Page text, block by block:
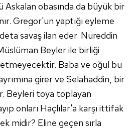
sunabilmek için İnternet
üçüncü kişilere ait çerezler
vasıtasıyla çeşitli kişisel
gerekli olan çerezler bilgi
amacıyla
çerezler, sitemizin daha işlevsel
ve sizlere yönelik
yapılması, amaçlarıyla
dahilinde kullanılacaktır.
obasında da büyük bir
Gregor'un yaptığı eyleme
savaş ilan eder. Nureddin
Beyler ile birliği
Baba ve oğul bu
girer ve Selahaddin, bir
Beyleri toya toplayan
onları Haçlılar'a karşı ittifak
midir? Eline geçen sırla